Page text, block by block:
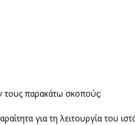
τους παρακάτω σκοπούς:
για τη λειτουργία του